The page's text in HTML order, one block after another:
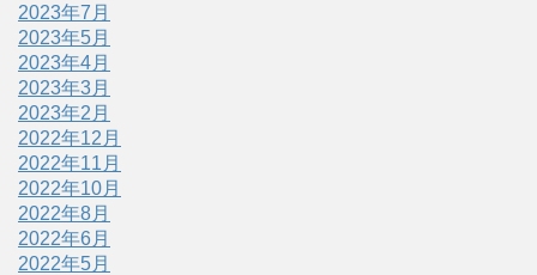
2023年7月
2023年5月
2023年4月
2023年3月
2023年2月
2022年12月
2022年11月
2022年10月
2022年8月
2022年6月
2022年5月